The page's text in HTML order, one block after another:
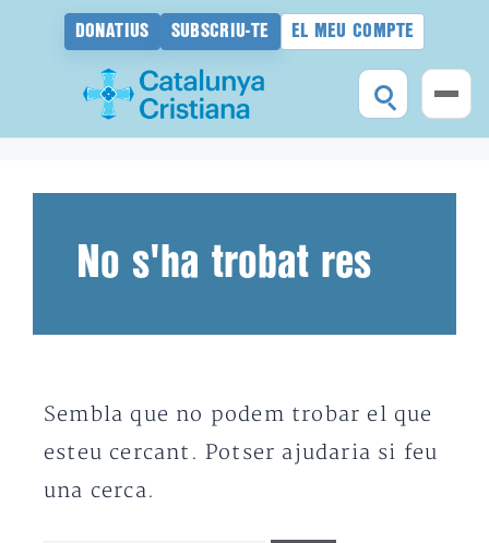
DONATIUS SUBSCRIU-TE EL MEU COMPTE
No s'ha trobat res
Sembla que no podem trobar el que
esteu cercant. Potser ajudaria si feu
una cerca.